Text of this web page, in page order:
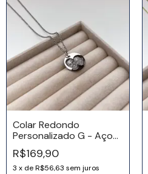
Colar Redondo
Personalizado G - Aço
Inox
R$169,90
3 x deR$56,63 sem juros